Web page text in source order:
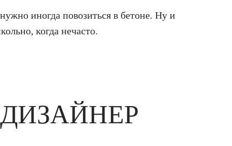
иногда повозиться в бетоне. Ну и
когда нечасто.